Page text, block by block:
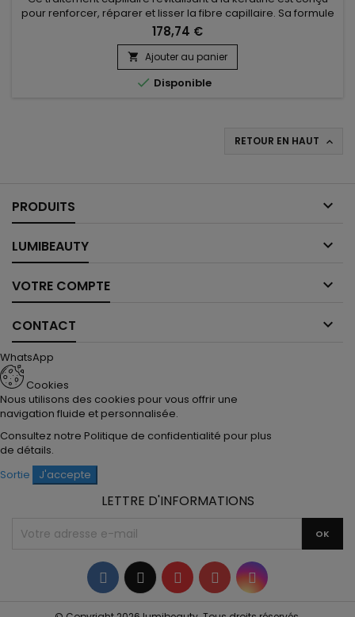
pour renforcer, réparer et lisser la fibre capillaire. Sa formule
associe la kératine, protéine essentielle du cheveu, à
l’Astrocaryum Murumuru Fruit Extract, reconnu pour ses
propriétés nourrissantes. Cette synergie aide à restaurer la
structure capillaire, améliorer la résistance des...
178,74 €
 Ajouter au panier
 Disponible
RETOUR EN HAUT 
PRODUITS 
LUMIBEAUTY 
VOTRE COMPTE 
CONTACT 
WhatsApp
Cookies
Nous utilisons des cookies pour vous offrir une
navigation fluide et personnalisée.
Consultez notre Politique de confidentialité pour plus
de détails.
Sortie
J'accepte
LETTRE D'INFORMATIONS
Facebook
TwitterYouTubePinterestInstagram